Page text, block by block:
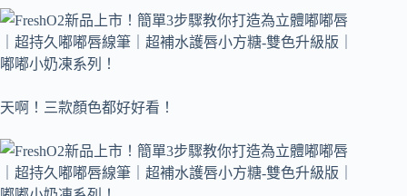
天啊！三款顏色都好好看！